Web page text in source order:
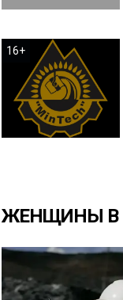
16+
ЖЕНЩИНЫ В